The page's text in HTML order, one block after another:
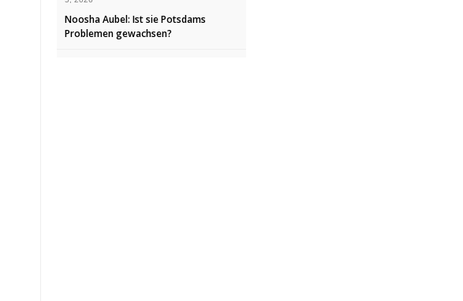
Noosha Aubel: Ist sie Potsdams
Problemen gewachsen?